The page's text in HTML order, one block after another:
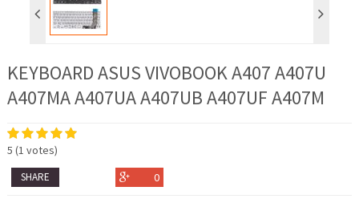
KEYBOARD ASUS VIVOBOOK A407 A407U
A407MA A407UA A407UB A407UF A407M
5 (1 votes)
SHARE 0